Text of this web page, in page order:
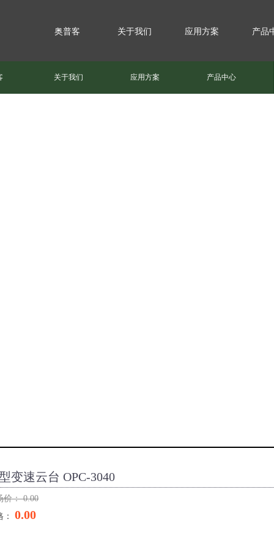
关于我们 应用方案 产品中心
变速云台 OPC-3040
价：0.00
： 0.00
奥普客 关于我们 应用方案 产品